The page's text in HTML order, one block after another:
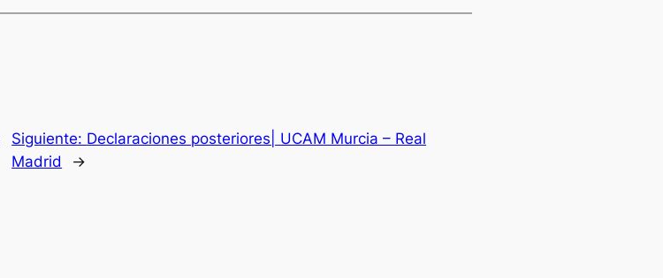
Siguiente: Declaraciones posteriores| UCAM Murcia – Real
Madrid
→